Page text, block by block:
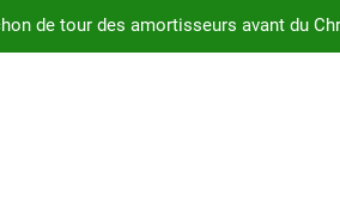
complet pour réussir l’achat d’un
Voyager avec suspension arrière
de tour des amortisseurs avant du